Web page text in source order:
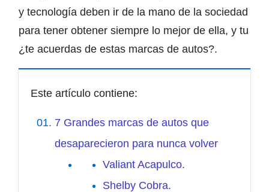
y tecnología deben ir de la mano de la sociedad
para tener obtener siempre lo mejor de ella, y tu
¿te acuerdas de estas marcas de autos?.
Este artículo contiene:
7 Grandes marcas de autos que
desaparecieron para nunca volver
Valiant Acapulco.
Shelby Cobra.